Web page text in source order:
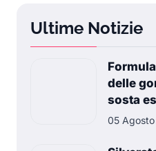
Ultime Notizie
delle
sosta
05